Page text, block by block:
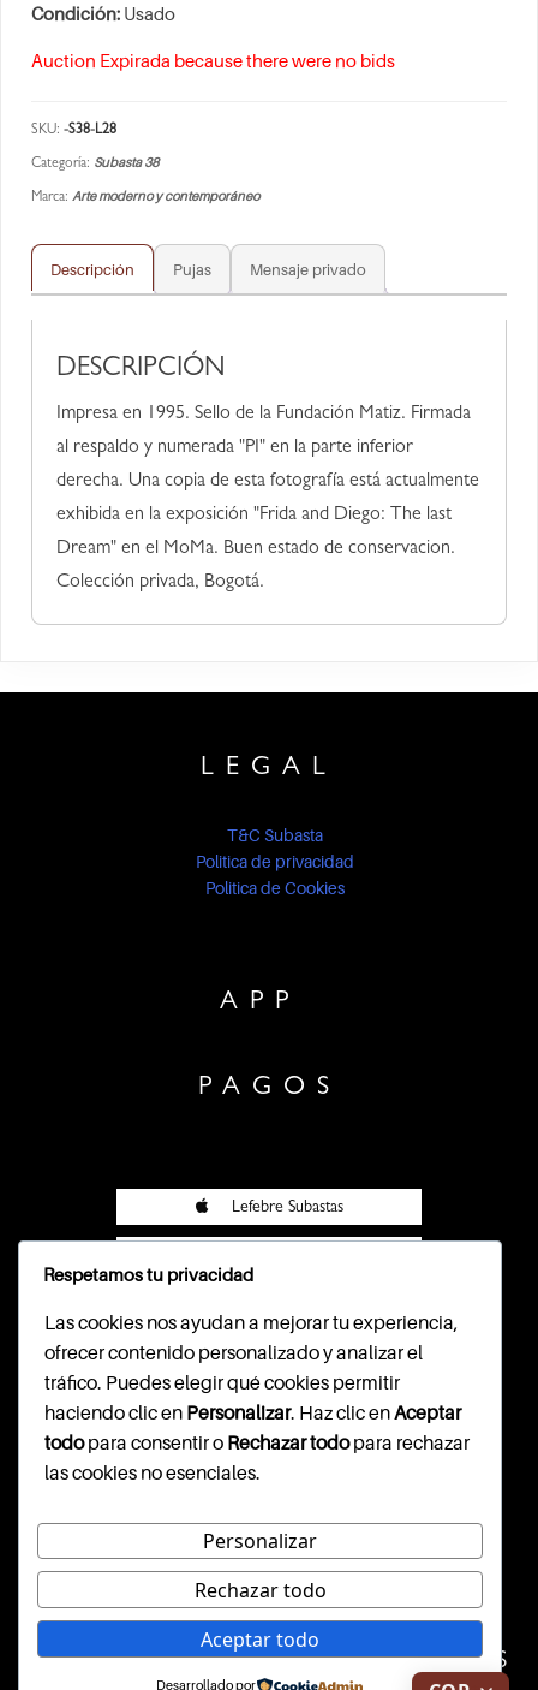
Condición: Usado
Auction Expirada because there were no bids
SKU: -S38-L28
Categoría: Subasta 38
Marca: Arte moderno y contemporáneo
Descripción Pujas Mensaje privado
DESCRIPCIÓN
Impresa en 1995. Sello de la Fundación Matiz. Firmada
al respaldo y numerada "PI" en la parte inferior
derecha. Una copia de esta fotografía está actualmente
exhibida en la exposición "Frida and Diego: The last
Dream" en el MoMa. Buen estado de conservacion.
Colección privada, Bogotá.
LEGAL
T&C Subasta
Politica de privacidad
Politica de Cookies
APP
PAGOS
Lefebre Subastas
CONTACTO
Cl. 79b #7-59, segundo piso
(+57) 601 - 390 - 2344
WEBSITE DISEÑADO Y
CONSTRUIDO POR INARGI SAS
Respetamos tu privacidad
Las cookies nos ayudan a mejorar tu experiencia,
ofrecer contenido personalizado y analizar el
tráfico. Puedes elegir qué cookies permitir
haciendo clic en Personalizar. Haz clic enAceptar
todopara consentir o Rechazar todopara rechazar
las cookies no esenciales.
Personalizar
Rechazar todo
Aceptar todo
Desarrollado por